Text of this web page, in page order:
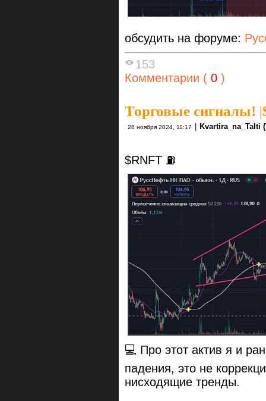
обсудить на форуме:
153
Комментарии ( 0 )
Торговые сигналы! |
28 ноября 2024, 11:17 Kvartira_na_TaIti
$RNFT ⛽️
💻 Про этот актив я и
падения, это не
нисходящие тренды.